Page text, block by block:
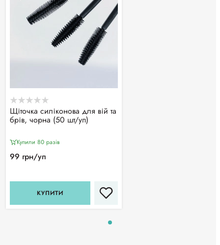
Щіточка силіконова для вій та
брів, чорна (50 шт/уп)
Купили 80 разiв
99 грн/уп
КУПИТИ